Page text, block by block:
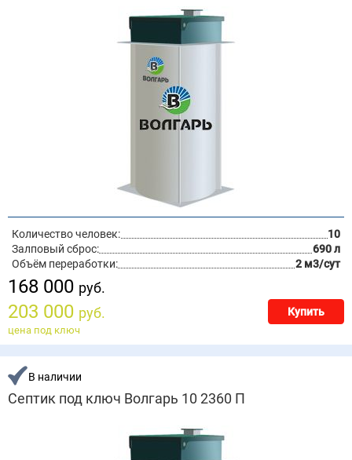
Количество человек:
10
Залповый сброс:
690 л
Объём переработки:
2 м3/сут
168 000 руб.
203 000 руб. Купить
цена под ключ
В наличии
Септик под ключ Волгарь 10 2360 П